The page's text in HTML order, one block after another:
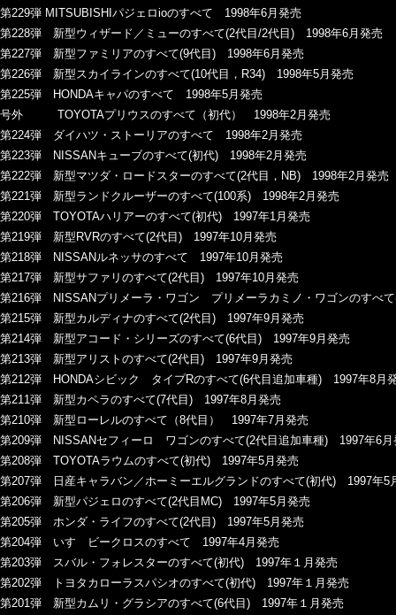
第229弾 MITSUBISHIパジェロioのすべて 1998年6月発売
第228弾 新型ウィザード／ミューのすべて(2代目/2代目) 1998年6月発売
第227弾 新型ファミリアのすべて(9代目) 1998年6月発売
第226弾 新型スカイラインのすべて(10代目，R34) 1998年5月発売
第225弾 HONDAキャパのすべて 1998年5月発売
号外 TOYOTAプリウスのすべて（初代） 1998年2月発売
第224弾 ダイハツ・ストーリアのすべて 1998年2月発売
第223弾 NISSANキューブのすべて(初代) 1998年2月発売
第222弾 新型マツダ・ロードスターのすべて(2代目，NB) 1998年2月発売
第221弾 新型ランドクルーザーのすべて(100系) 1998年2月発売
第220弾 TOYOTAハリアーのすべて(初代) 1997年1月発売
第219弾 新型RVRのすべて(2代目) 1997年10月発売
第218弾 NISSANルネッサのすべて 1997年10月発売
第217弾 新型サファリのすべて(2代目) 1997年10月発売
第216弾 NISSANプリメーラ・ワゴン プリメーラカミノ・ワゴンのすべ
第215弾 新型カルディナのすべて(2代目) 1997年9月発売
第214弾 新型アコード・シリーズのすべて(6代目) 1997年9月発売
第213弾 新型アリストのすべて(2代目) 1997年9月発売
第212弾 HONDAシビック タイプRのすべて(6代目追加車種) 1997年8月
第211弾 新型カペラのすべて(7代目) 1997年8月発売
第210弾 新型ローレルのすべて（8代目） 1997年7月発売
第209弾 NISSANセフィーロ ワゴンのすべて(2代目追加車種) 1997年6月
第208弾 TOYOTAラウムのすべて(初代) 1997年5月発売
第207弾 日産キャラバン／ホーミーエルグランドのすべて(初代) 1997年5
第206弾 新型パジェロのすべて(2代目MC) 1997年5月発売
第205弾 ホンダ・ライフのすべて(2代目) 1997年5月発売
第204弾 いすゞビークロスのすべて 1997年4月発売
第203弾 スバル・フォレスターのすべて(初代) 1997年１月発売
第202弾 トヨタカローラスパシオのすべて(初代) 1997年１月発売
第201弾 新型カムリ・グラシアのすべて(6代目) 1997年１月発売